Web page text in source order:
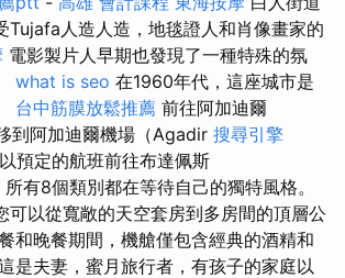
Tujafa人造人造，地毯證人和肖像畫家的
電影製片人早期也發現了一種特殊的氛
what is seo 在1960年代，這座城市是
台中筋膜放鬆推薦 前往阿加迪爾
到阿加迪爾機場（Agadir 搜尋引擎
預定的航班前往布達佩斯
所有8個類別都在等待自己的獨特風格。
可以從寬敞的天空套房到多房間的頂層公
和晚餐期間，機艙僅包含經典的酒精和
是夫妻，蜜月旅行者，有孩子的家庭以